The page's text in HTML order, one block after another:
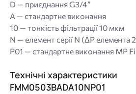
D — приєднання G3/4”
A — стандартне виконання
10 — тонкість фільтрації 10 мкм
N — елемент серії N (ΔP елемента
P01 — стандартне виконання MP
Технічні характеристики
FMM0503BADA10NP01